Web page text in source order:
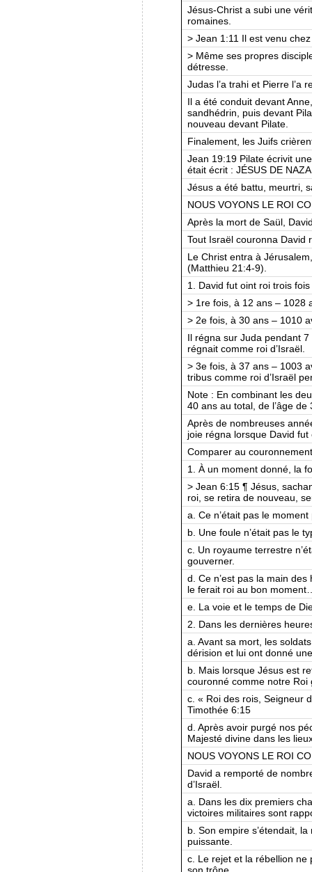
Jésus-Christ a subi une
romaines.
> Jean 1:11 Il est venu
> Même ses propres
détresse.
Judas l’a trahi et Pierre l’a
Il a été conduit devant
sandhédrin, puis devant
nouveau devant Pilate.
Finalement, les Juifs
Jean 19:19 Pilate écrivit
était écrit : JÉSUS DE
Jésus a été battu, meurtri,
NOUS VOYONS LE ROI
Après la mort de Saül,
Tout Israël couronna David
Le Christ entra à
(Matthieu 21:4-9).
1. David fut oint roi trois fois
> 1re fois, à 12 ans – 1028
> 2e fois, à 30 ans – 1010
Il régna sur Juda pendant
régnait comme roi d’Israël.
> 3e fois, à 37 ans – 1003
tribus comme roi d’Israël
Note : En combinant les
40 ans au total, de l’âge
Après de nombreuses
joie régna lorsque David
Comparer au
1. À un moment donné, la
> Jean 6:15 ¶ Jésus,
roi, se retira de nouveau,
a. Ce n’était pas le moment
b. Une foule n’était pas le
c. Un royaume terrestre
gouverner.
d. Ce n’est pas la main
le ferait roi au bon
e. La voie et le temps de
2. Dans les dernières
a. Avant sa mort, les
dérision et lui ont donné
b. Mais lorsque Jésus est
couronné comme notre Roi
c. « Roi des rois, Seigneur
Timothée 6:15
d. Après avoir purgé nos
Majesté divine dans les
NOUS VOYONS LE ROI
David a remporté de
d’Israël.
a. Dans les dix premiers
victoires militaires sont
b. Son empire s’étendait,
puissante.
c. Le rejet et la rébellion ne
son trône.